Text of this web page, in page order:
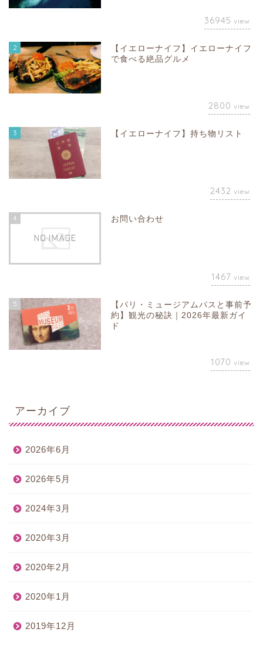
36945 view
2
【イエローナイフ】イエローナイフ
で食べる絶品グルメ
2800 view
3 【イエローナイフ】持ち物リスト
2432 view
4 お問い合わせ
1467 view
5
【パリ・ミュージアムパスと事前予
約】観光の秘訣｜2026年最新ガイ
ド
1070 view
アーカイブ
2026年6月
2026年5月
2024年3月
2020年3月
2020年2月
2020年1月
2019年12月